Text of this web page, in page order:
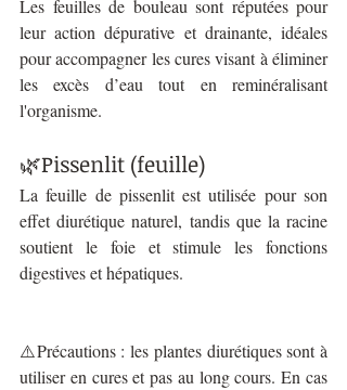
Les feuilles de bouleau sont réputées pour
leur action dépurative et drainante, idéales
pour accompagner les cures visant à éliminer
les excès d’eau tout en reminéralisant
l'organisme.
🌿Pissenlit (feuille)
La feuille de pissenlit est utilisée pour son
effet diurétique naturel, tandis que la racine
soutient le foie et stimule les fonctions
digestives et hépatiques.
⚠️Précautions : les plantes diurétiques sont à
utiliser en cures et pas au long cours. En cas